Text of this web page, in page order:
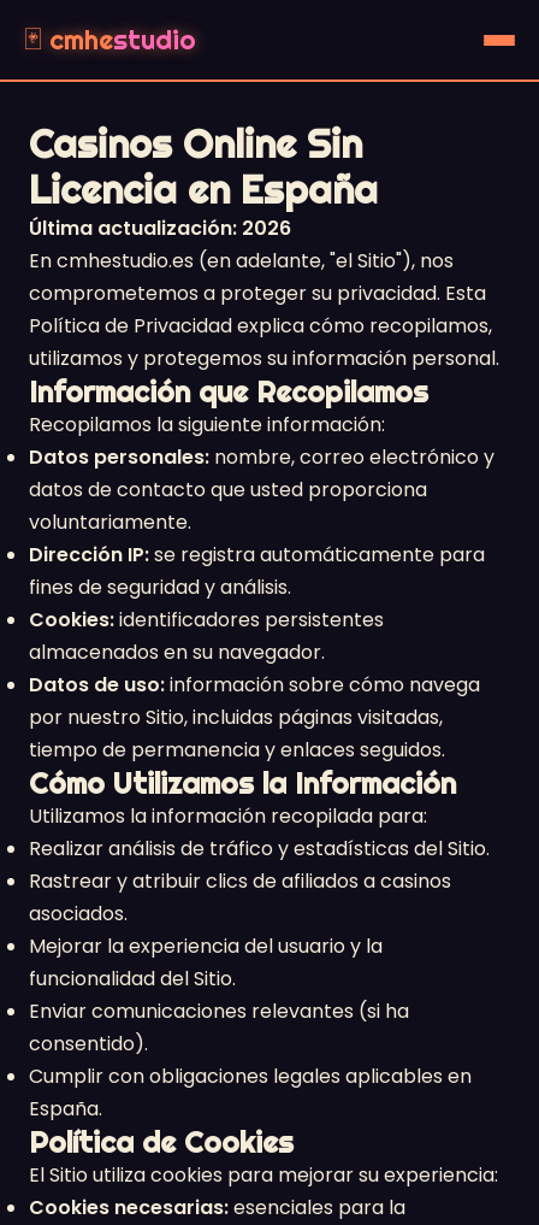
🃏 cmhestudio
Casinos Online Sin
Licencia en España
Última actualización: 2026
En cmhestudio.es (en adelante, "el Sitio"), nos
comprometemos a proteger su privacidad. Esta
Política de Privacidad explica cómo recopilamos,
utilizamos y protegemos su información personal.
Información que Recopilamos
Recopilamos la siguiente información:
Datos personales: nombre, correo electrónico y
datos de contacto que usted proporciona
voluntariamente.
Dirección IP:se registra automáticamente para
fines de seguridad y análisis.
Cookies:identificadores persistentes
almacenados en su navegador.
Datos de uso:información sobre cómo navega
por nuestro Sitio, incluidas páginas visitadas,
tiempo de permanencia y enlaces seguidos.
Cómo Utilizamos la Información
Utilizamos la información recopilada para:
Realizar análisis de tráfico y estadísticas del Sitio.
Rastrear y atribuir clics de afiliados a casinos
asociados.
Mejorar la experiencia del usuario y la
funcionalidad del Sitio.
Enviar comunicaciones relevantes (si ha
consentido).
Cumplir con obligaciones legales aplicables en
España.
Política de Cookies
El Sitio utiliza cookies para mejorar su experiencia:
Cookies necesarias:esenciales para la